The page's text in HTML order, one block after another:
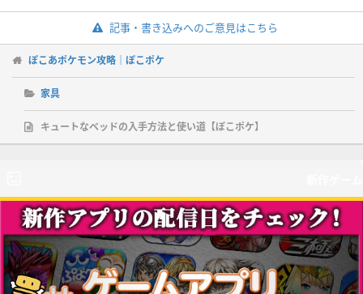
記事・書き込みへのご意見はこちら
ぽこあポケモン攻略｜ぽこポケ
家具
キュートなベッドの入手方法と使い道【ぽこポケ】